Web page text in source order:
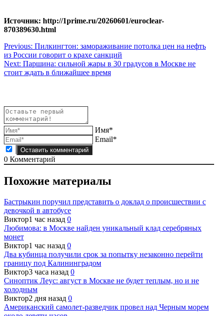
Источник: http://1prime.ru/20260601/euroclear-
870389630.html
Навигация
по
записям
Previous: Пилкингтон: замораживание потолка цен на нефть
из России говорит о крахе санкций
Next: Паршина: сильной жары в 30 градусов в Москве не
стоит ждать в ближайшее время
Имя*
Email*
0 Комментарий
Похожие материалы
Бастрыкин поручил представить о доклад о происшествии с
девочкой в автобусе
Виктор1 час назад 0
Любимова: в Москве найден уникальный клад серебряных
монет
Виктор1 час назад 0
Два кубинца получили срок за попытку незаконно перейти
границу под Калининградом
Виктор3 часа назад 0
Синоптик Леус: август в Москве не будет теплым, но и не
холодным
Виктор2 дня назад 0
Американский самолет-разведчик провел над Черным морем